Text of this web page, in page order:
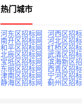
热门城市
河东区招标网
河西区招
南开区招标网
河北区招
和平区招标网
红桥区招
北辰区招标网
武清区招
宝坻区招标网
滨海新区
东丽区招标网
西青区招
津南区招标网
宁河区招
静海区招标网
蓟州区招